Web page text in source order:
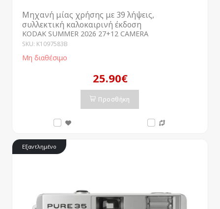
Μηχανή μίας χρήσης με 39 λήψεις,
συλλεκτική καλοκαιρινή έκδοση
KODAK SUMMER 2026 27+12 CAMERA
SKU: K1097583B
Μη διαθέσιμο
25.90€
Προσθήκη
Εξαντλημένο